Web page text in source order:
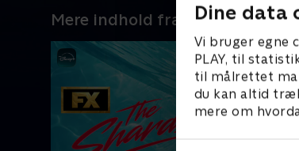
Dine data
Vi bruger egne
PLAY, til
til målrettet
du kan altid
mere om
Mere indhold fra Disney+